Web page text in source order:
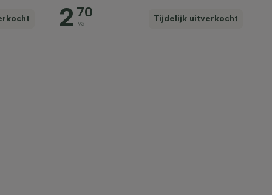
2 70
va Tijdelijk uitverkocht